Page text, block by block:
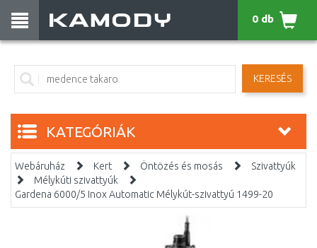
KERESÉS
0 db
KATEGÓRIÁK
Webáruház Kert Öntözés és mosás
Szivattyúk
Mélykúti szivattyúk
Gardena 6000/5 Inox Automatic Mélykút-szivattyú 1499-20